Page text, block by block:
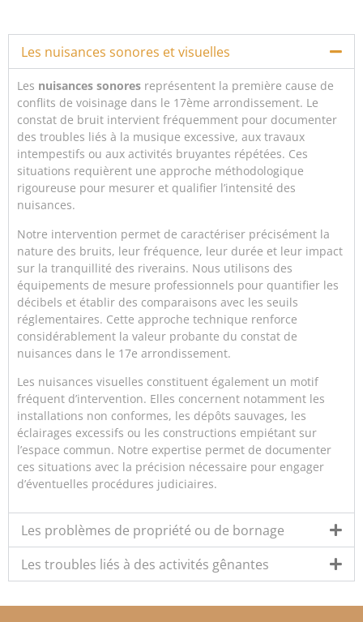
Les nuisances sonores et visuelles
Les nuisances sonores représentent la première cause de
conflits de voisinage dans le 17ème arrondissement. Le
constat de bruit intervient fréquemment pour documenter
des troubles liés à la musique excessive, aux travaux
intempestifs ou aux activités bruyantes répétées. Ces
situations requièrent une approche méthodologique
rigoureuse pour mesurer et qualifier l’intensité des
nuisances.
Notre intervention permet de caractériser précisément la
nature des bruits, leur fréquence, leur durée et leur impact
sur la tranquillité des riverains. Nous utilisons des
équipements de mesure professionnels pour quantifier les
décibels et établir des comparaisons avec les seuils
réglementaires. Cette approche technique renforce
considérablement la valeur probante du constat de
nuisances dans le 17e arrondissement.
Les nuisances visuelles constituent également un motif
fréquent d’intervention. Elles concernent notamment les
installations non conformes, les dépôts sauvages, les
éclairages excessifs ou les constructions empiétant sur
l’espace commun. Notre expertise permet de documenter
ces situations avec la précision nécessaire pour engager
d’éventuelles procédures judiciaires.
Les problèmes de propriété ou de bornage
Les troubles liés à des activités gênantes